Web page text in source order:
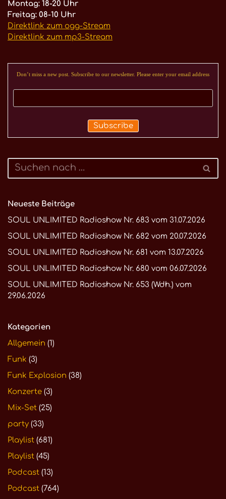
Montag: 18-20 Uhr
Freitag: 08-10 Uhr
Direktlink zum ogg-Stream
Direktlink zum mp3-Stream
Don’t miss a new post. Subscribe to our newsletter. Please enter your email address
Neueste Beiträge
SOUL UNLIMITED Radioshow Nr. 683 vom 31.07.2026
SOUL UNLIMITED Radioshow Nr. 682 vom 20.07.2026
SOUL UNLIMITED Radioshow Nr. 681 vom 13.07.2026
SOUL UNLIMITED Radioshow Nr. 680 vom 06.07.2026
SOUL UNLIMITED Radioshow Nr. 653 (Wdh.) vom
29.06.2026
Kategorien
Allgemein (1)
Funk (3)
Funk Explosion (38)
Konzerte (3)
Mix-Set (25)
party (33)
Playlist (681)
Playlist (45)
Podcast (13)
Podcast (764)